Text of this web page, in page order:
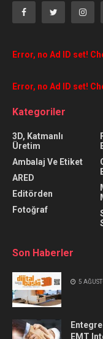
Error, no Ad ID set!
Error, no Ad ID set!
Kategoriler
3D, Katmanlı
Üretim
Ambalaj Ve Etiket
ARED
Editörden
Fotoğraf
Son Haberler
5
EMT